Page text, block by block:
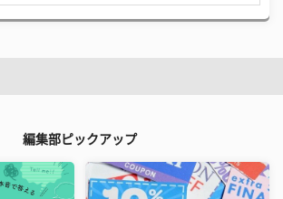
編集部ピックアップ